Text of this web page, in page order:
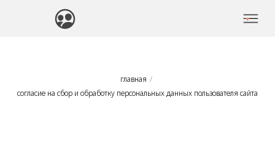
главная /
согласие на сбор и обработку персональных данных пользователя сайта